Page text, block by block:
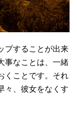
プすることが出来
事なことは、一緒
くことです。それ
々、彼女をなくす